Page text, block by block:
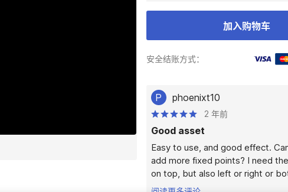
加入购物车
安全结账方式：
P phoenixt10
2 年前
Good asset
Easy to use, and good effect.
add more fixed points? I need
on top, but also left or right or